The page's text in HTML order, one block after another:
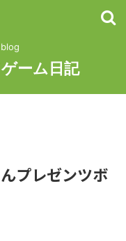
ーム日記
プレゼンツボ